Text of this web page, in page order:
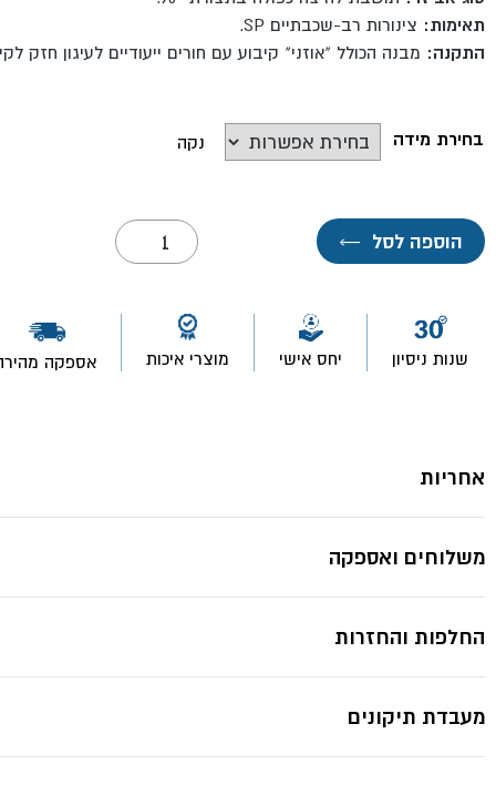
תאימות: צינורות רב-שכבתיים SP.
התקנה: מבנה הכולל "אוזני" קיבוע עם חורים ייעודיים לעיגון חזק
בחירת מידה נקה
הוספה לסל ←
כמות
של
תושבת
שנות ניסיון יחס אישי מוצרי איכות אספקה
אחריות
משלוחים ואספקה
החלפות והחזרות
מעבדת תיקונים